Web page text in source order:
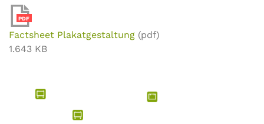
PDF
Factsheet Plakatgestaltung (pdf)
1.643 KB